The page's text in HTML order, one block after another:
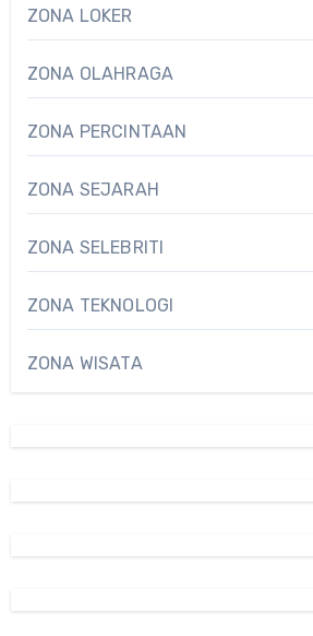
ZONA LOKER
ZONA OLAHRAGA
ZONA PERCINTAAN
ZONA SEJARAH
ZONA SELEBRITI
ZONA TEKNOLOGI
ZONA WISATA